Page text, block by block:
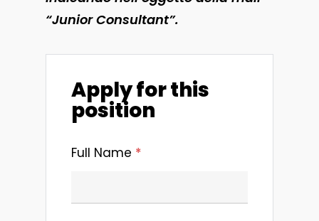
“Junior Consultant”.
Apply for this
position
Full Name *